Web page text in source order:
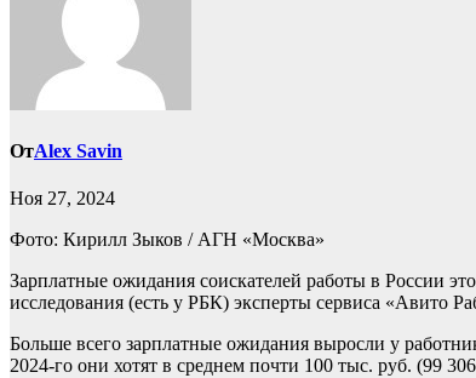
ОтAlex Savin
Ноя 27, 2024
Фото: Кирилл Зыков / АГН «Москва»
Зарплатные ожидания соискателей работы в России
исследования (есть у РБК) эксперты сервиса «Авито
Больше всего зарплатные ожидания выросли у
2024-го они хотят в среднем почти 100 тыс. руб. (99